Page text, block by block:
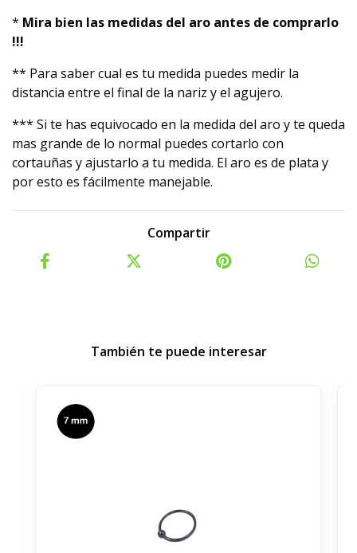
* Mira bien las medidas del aro antes de comprarlo
!!!
** Para saber cual es tu medida puedes medir la
distancia entre el final de la nariz y el agujero.
*** Si te has equivocado en la medida del aro y te queda
mas grande de lo normal puedes cortarlo con
cortauñas y ajustarlo a tu medida. El aro es de plata y
por esto es fácilmente manejable.
Compartir
También te puede interesar